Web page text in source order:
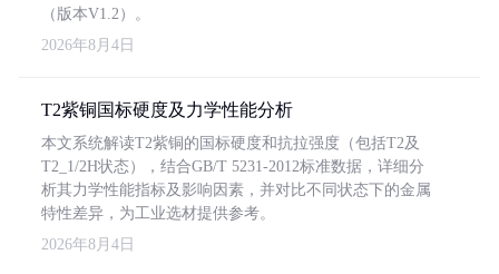
（版本V1.2）。
2026年8月4日
T2紫铜国标硬度及力学性能分析
本文系统解读T2紫铜的国标硬度和抗拉强度（包括T2及
T2_1/2H状态），结合GB/T 5231-2012标准数据，详细分
析其力学性能指标及影响因素，并对比不同状态下的金属
特性差异，为工业选材提供参考。
2026年8月4日